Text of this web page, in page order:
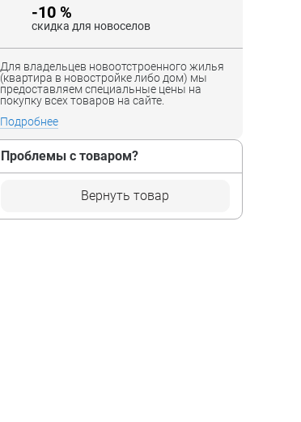
-10 %
скидка для новоселов
Для владельцев новоотстроенного жилья
(квартира в новостройке либо дом) мы
предоставляем специальные цены на
покупку всех товаров на сайте.
Подробнее
Проблемы с товаром?
Вернуть товар